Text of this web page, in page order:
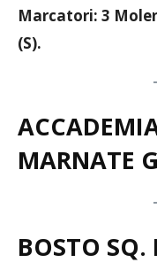
Marcatori: 3
(S).
MARNATE
BOSTO SQ.